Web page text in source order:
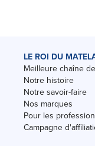
LE ROI DU
Meilleure chaîne
Notre histoire
Notre savoir-faire
Nos marques
Pour les
Campagne